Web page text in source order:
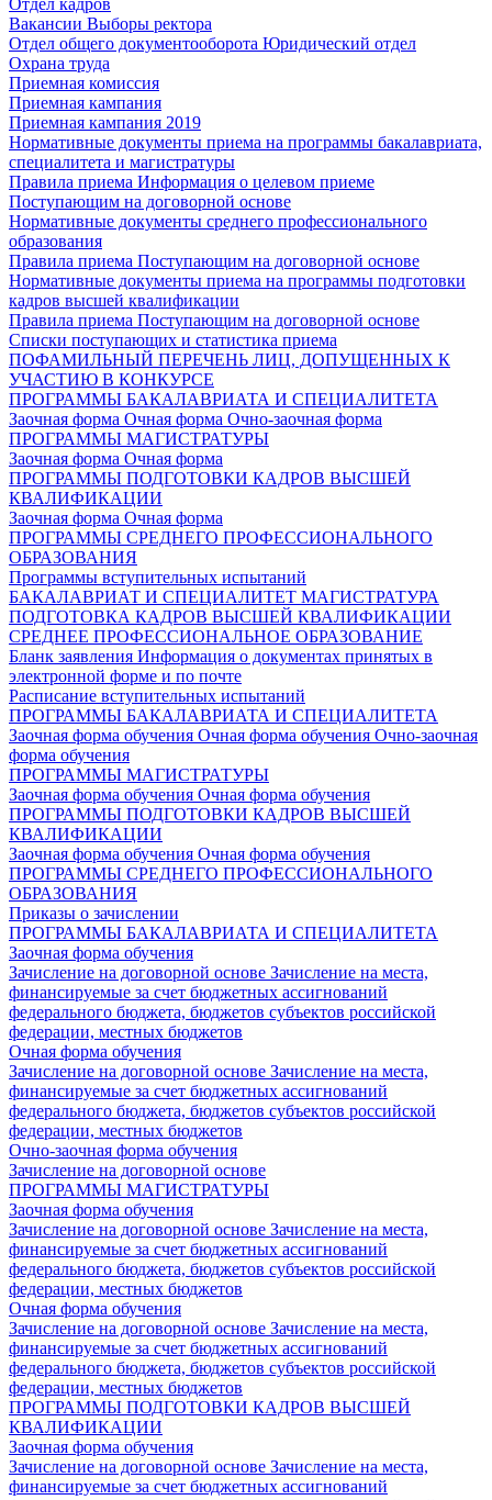
Вакансии Выборы ректора
Отдел общего документооборота Юридический отдел
Охрана труда
Приемная комиссия
Приемная кампания
Приемная кампания 2019
Нормативные документы приема на программы бакалавриата,
специалитета и магистратуры
Правила приема Информация о целевом приеме
Поступающим на договорной основе
Нормативные документы среднего профессионального
образования
Правила приема Поступающим на договорной основе
Нормативные документы приема на программы подготовки
кадров высшей квалификации
Правила приема Поступающим на договорной основе
Списки поступающих и статистика приема
ПОФАМИЛЬНЫЙ ПЕРЕЧЕНЬ ЛИЦ, ДОПУЩЕННЫХ К
УЧАСТИЮ В КОНКУРСЕ
ПРОГРАММЫ БАКАЛАВРИАТА И СПЕЦИАЛИТЕТА
Заочная форма Очная форма Очно-заочная форма
ПРОГРАММЫ МАГИСТРАТУРЫ
Заочная форма Очная форма
ПРОГРАММЫ ПОДГОТОВКИ КАДРОВ ВЫСШЕЙ
КВАЛИФИКАЦИИ
Заочная форма Очная форма
ПРОГРАММЫ СРЕДНЕГО ПРОФЕССИОНАЛЬНОГО
ОБРАЗОВАНИЯ
Программы вступительных испытаний
БАКАЛАВРИАТ И СПЕЦИАЛИТЕТ МАГИСТРАТУРА
ПОДГОТОВКА КАДРОВ ВЫСШЕЙ КВАЛИФИКАЦИИ
СРЕДНЕЕ ПРОФЕССИОНАЛЬНОЕ ОБРАЗОВАНИЕ
Бланк заявления Информация о документах принятых в
электронной форме и по почте
Расписание вступительных испытаний
ПРОГРАММЫ БАКАЛАВРИАТА И СПЕЦИАЛИТЕТА
Заочная форма обучения Очная форма обучения Очно-заочная
форма обучения
ПРОГРАММЫ МАГИСТРАТУРЫ
Заочная форма обучения Очная форма обучения
ПРОГРАММЫ ПОДГОТОВКИ КАДРОВ ВЫСШЕЙ
КВАЛИФИКАЦИИ
Заочная форма обучения Очная форма обучения
ПРОГРАММЫ СРЕДНЕГО ПРОФЕССИОНАЛЬНОГО
ОБРАЗОВАНИЯ
Приказы о зачислении
ПРОГРАММЫ БАКАЛАВРИАТА И СПЕЦИАЛИТЕТА
Заочная форма обучения
Зачисление на договорной основе Зачисление на места,
финансируемые за счет бюджетных ассигнований
федерального бюджета, бюджетов субъектов российской
федерации, местных бюджетов
Очная форма обучения
Зачисление на договорной основе Зачисление на места,
финансируемые за счет бюджетных ассигнований
федерального бюджета, бюджетов субъектов российской
федерации, местных бюджетов
Очно-заочная форма обучения
Зачисление на договорной основе
ПРОГРАММЫ МАГИСТРАТУРЫ
Заочная форма обучения
Зачисление на договорной основе Зачисление на места,
финансируемые за счет бюджетных ассигнований
федерального бюджета, бюджетов субъектов российской
федерации, местных бюджетов
Очная форма обучения
Зачисление на договорной основе Зачисление на места,
финансируемые за счет бюджетных ассигнований
федерального бюджета, бюджетов субъектов российской
федерации, местных бюджетов
ПРОГРАММЫ ПОДГОТОВКИ КАДРОВ ВЫСШЕЙ
КВАЛИФИКАЦИИ
Заочная форма обучения
Зачисление на договорной основе Зачисление на места,
финансируемые за счет бюджетных ассигнований